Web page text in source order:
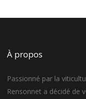
À propos
Passionné par la
Rensonnet a décidé de